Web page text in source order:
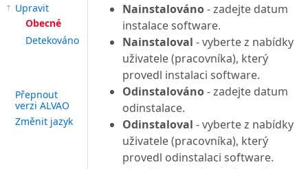
Upravit
Obecné
Detekováno
Přepnout
verzi ALVAO
Změnit jazyk
Nainstalováno- zadejte datum
instalace software.
Nainstaloval - vyberte z nabídky
uživatele (pracovníka), který
provedl instalaci software.
Odinstalováno- zadejte datum
odinstalace.
Odinstaloval - vyberte z nabídky
uživatele (pracovníka), který
provedl odinstalaci software.